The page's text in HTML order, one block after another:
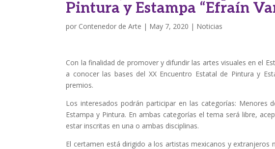
Pintura y Estampa “Efraín
por Contenedor de Arte | May 7, 2020 | Noticias
Con la finalidad de promover y difundir las artes visuales en el
a conocer las bases del XX Encuentro Estatal de Pintura y
premios.
Los interesados podrán participar en las categorías: Menores
Estampa y Pintura. En ambas categorías el tema será libre,
estar inscritas en una o ambas disciplinas.
El certamen está dirigido a los artistas mexicanos y